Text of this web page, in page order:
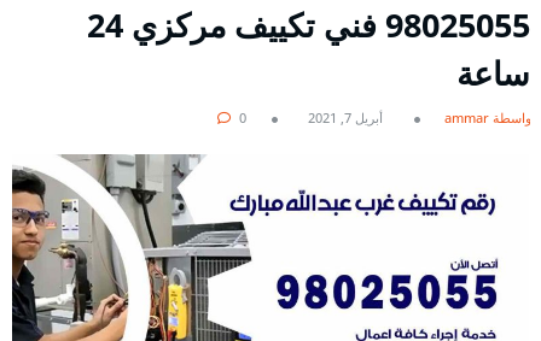
98025055 فني تكييف مركزي 24
ساعة
بواسطة ammar أبريل 7, 2021 0